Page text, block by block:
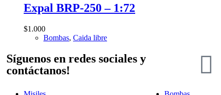
Expal BRP-250 – 1:72
$1.000
Bombas, Caida libre
Síguenos en redes sociales y
contáctanos!